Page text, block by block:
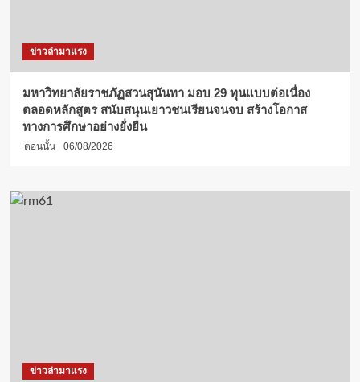
ข่าวล่ามาแรง
มหาวิทยาลัยราชภัฏสวนสุนันทา มอบ 29 ทุนแบบต่อเนื่อง
ตลอดหลักสูตร สนับสนุนเยาวชนเรียนจนจบ สร้างโอกาส
ทางการศึกษาอย่างยั่งยืน
ตอนนั้น 06/08/2026
ข่าวล่ามาแรง